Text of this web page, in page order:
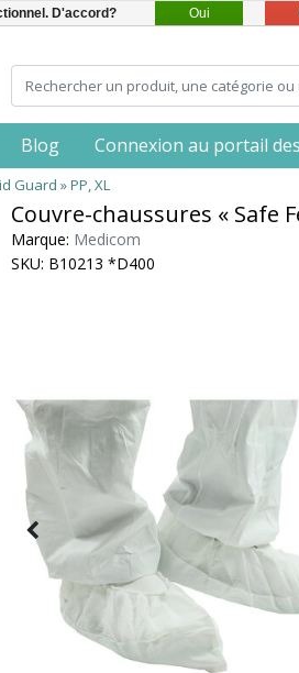
Blog Connexion au portail
Guard » PP, XL
Couvre-chaussures « Safe
Marque: Medicom
SKU: B10213 *D400
D'accord? Oui